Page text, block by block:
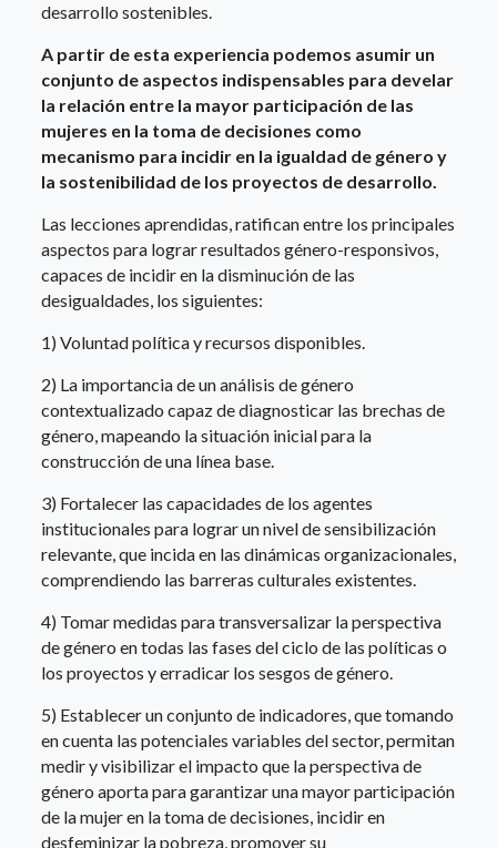
desarrollo sostenibles.
A partir de esta experiencia podemos asumir un
conjunto de aspectos indispensables para develar
la relación entre la mayor participación de las
mujeres en la toma de decisiones como
mecanismo para incidir en la igualdad de género y
la sostenibilidad de los proyectos de desarrollo.
Las lecciones aprendidas, ratifican entre los principales
aspectos para lograr resultados género-responsivos,
capaces de incidir en la disminución de las
desigualdades, los siguientes:
1) Voluntad política y recursos disponibles.
2) La importancia de un análisis de género
contextualizado capaz de diagnosticar las brechas de
género, mapeando la situación inicial para la
construcción de una línea base.
3) Fortalecer las capacidades de los agentes
institucionales para lograr un nivel de sensibilización
relevante, que incida en las dinámicas organizacionales,
comprendiendo las barreras culturales existentes.
4) Tomar medidas para transversalizar la perspectiva
de género en todas las fases del ciclo de las políticas o
los proyectos y erradicar los sesgos de género.
5) Establecer un conjunto de indicadores, que tomando
en cuenta las potenciales variables del sector, permitan
medir y visibilizar el impacto que la perspectiva de
género aporta para garantizar una mayor participación
de la mujer en la toma de decisiones, incidir en
desfeminizar la pobreza, promover su